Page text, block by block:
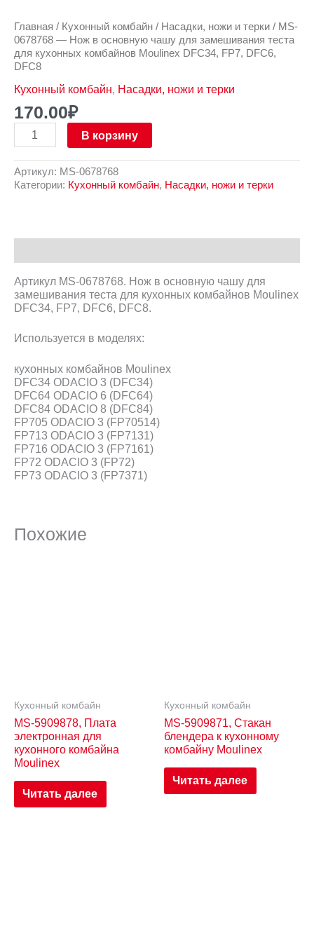
Главная / Кухонный комбайн / Насадки, ножи и терки / MS-
0678768 — Нож в основную чашу для замешивания теста
для кухонных комбайнов Moulinex DFC34, FP7, DFC6,
DFC8
Кухонный комбайн, Насадки, ножи и терки
170.00₽
В корзину
Артикул: MS-0678768
Категории: Кухонный комбайн, Насадки, ножи и терки
Артикул MS-0678768. Нож в основную чашу для
замешивания теста для кухонных комбайнов Moulinex
DFC34, FP7, DFC6, DFC8.
Используется в моделях:
кухонных комбайнов Moulinex
DFC34 ODACIO 3 (DFC34)
DFC64 ODACIO 6 (DFC64)
DFC84 ODACIO 8 (DFC84)
FP705 ODACIO 3 (FP70514)
FP713 ODACIO 3 (FP7131)
FP716 ODACIO 3 (FP7161)
FP72 ODACIO 3 (FP72)
FP73 ODACIO 3 (FP7371)
Похожие
Кухонный комбайн
MS-5909878, Плата
электронная для
кухонного комбайна
Moulinex
Читать далее
Кухонный комбайн
MS-5909871, Стакан
блендера к кухонному
комбайну Moulinex
Читать далее